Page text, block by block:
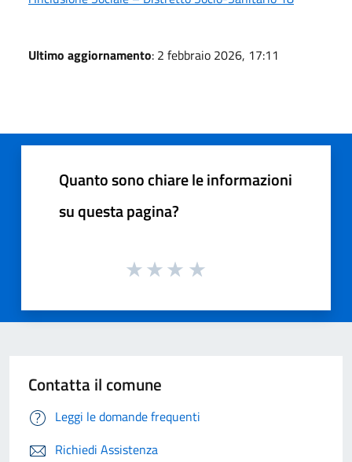
Ultimo aggiornamento: 2 febbraio 2026, 17:11
Quanto sono chiare le informazioni
su questa pagina?
Contatta il comune
Leggi le domande frequenti
Richiedi Assistenza